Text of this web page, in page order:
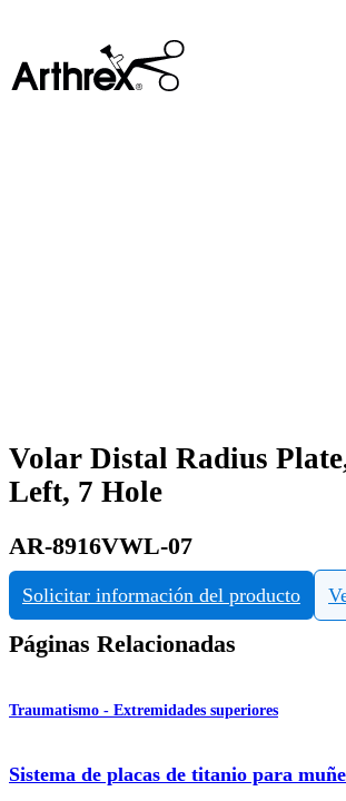
Volar Distal Radius
Left, 7 Hole
AR-8916VWL-07
Solicitar información del producto
Páginas Relacionadas
Traumatismo - Extremidades superiores
Sistema de placas de titanio para